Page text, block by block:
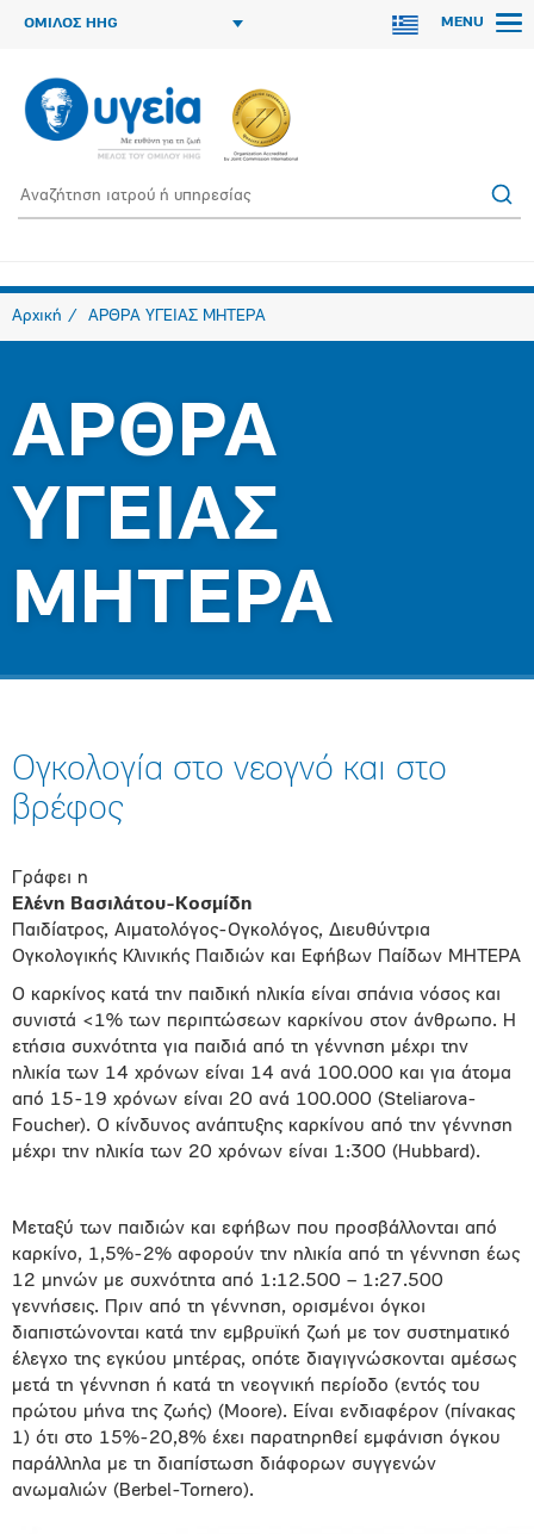
ΟΜΙΛΟΣ HHG MENU
Αρχική ΑΡΘΡΑ ΥΓΕΙΑΣ ΜΗΤΕΡΑ
ΑΡΘΡΑ
ΥΓΕΙΑΣ
ΜΗΤΕΡΑ
Ογκολογία στο νεογνό και στο
βρέφος
Γράφει η
Ελένη Βασιλάτου-Κοσμίδη
Παιδίατρος, Αιματολόγος-Ογκολόγος, Διευθύντρια
Ογκολογικής Κλινικής Παιδιών και Εφήβων Παίδων ΜΗΤΕΡΑ
Ο καρκίνος κατά την παιδική ηλικία είναι σπάνια νόσος και
συνιστά <1% των περιπτώσεων καρκίνου στον άνθρωπο. Η
ετήσια συχνότητα για παιδιά από τη γέννηση μέχρι την
ηλικία των 14 χρόνων είναι 14 ανά 100.000 και για άτομα
από 15-19 χρόνων είναι 20 ανά 100.000 (Steliarova-
Foucher). O κίνδυνος ανάπτυξης καρκίνου από την γέννηση
μέχρι την ηλικία των 20 χρόνων είναι 1:300 (Hubbard).
Μεταξύ των παιδιών και εφήβων που προσβάλλονται από
καρκίνο, 1,5%-2% αφορούν την ηλικία από τη γέννηση έως
12 μηνών με συχνότητα από 1:12.500 – 1:27.500
γεννήσεις. Πριν από τη γέννηση, ορισμένοι όγκοι
διαπιστώνονται κατά την εμβρυϊκή ζωή με τον συστηματικό
έλεγχο της εγκύου μητέρας, οπότε διαγιγνώσκονται αμέσως
μετά τη γέννηση ή κατά τη νεογνική περίοδο (εντός του
πρώτου μήνα της ζωής) (Moore). Είναι ενδιαφέρον (πίνακας
1) ότι στο 15%-20,8% έχει παρατηρηθεί εμφάνιση όγκου
παράλληλα με τη διαπίστωση διάφορων συγγενών
ανωμαλιών (Berbel-Tornero).